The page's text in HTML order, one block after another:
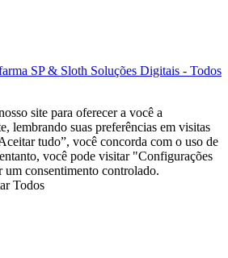
SP & Sloth Soluções Digitais - Todos
site para oferecer a você a
lembrando suas preferências em visitas
tudo”, você concorda com o uso de
você pode visitar "Configurações
um consentimento controlado.
Todos